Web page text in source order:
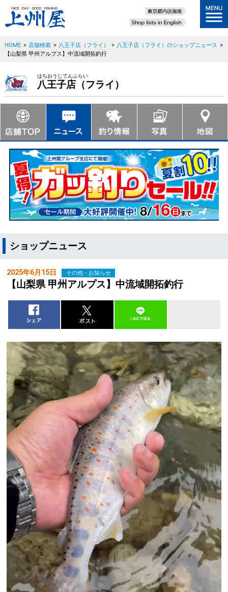
HOME > 店舗検索 > 八王子店（フライ） > 八王子店（フライ）のショップニュース >
【山梨県 甲州アルプス】中流域開拓釣行
はちおうじてんふらい
八王子店（フライ）
ショップニュース
2025年6月15日 その他・お知らせ
【山梨県 甲州アルプス】中流域開拓釣行